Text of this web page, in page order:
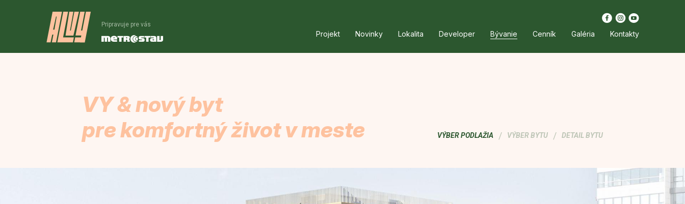
Pripravuje pre vás
Projekt Novinky Lokalita Developer Bývanie Cenník Galéria Kontakty
VY & nový byt
pre komfortný život v meste
VÝBER PODLAŽIA / VÝBER BYTU / DETAIL BYTU